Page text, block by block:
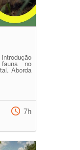
no
Aborda
7h